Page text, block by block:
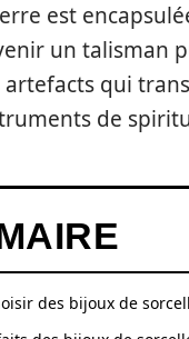
est
un talisman
artefacts qui
de
des bijoux de